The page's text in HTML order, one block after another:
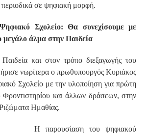
περιοδικά σε ψηφιακή μορφή.
Σχολείο: Θα συνεχίσουμε με
άλμα στην Παιδεία
και στον τρόπο διεξαγωγής του
νωρίτερα ο πρωθυπουργός Κυριάκος
Σχολείο με την υλοποίηση για πρώτη
και άλλων δράσεων, στην
Ημαθίας.
Η παρουσίαση του ψηφιακού